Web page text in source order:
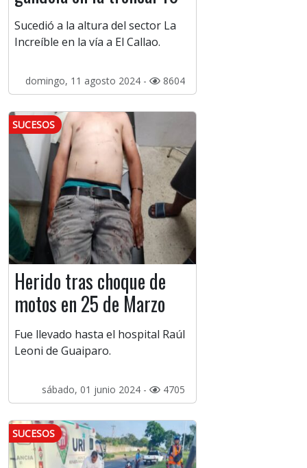
Sucedió a la altura del sector La
Increíble en la vía a El Callao.
domingo, 11 agosto 2024 - 8604
SUCESOS
Herido tras choque de
motos en 25 de Marzo
Fue llevado hasta el hospital Raúl
Leoni de Guaiparo.
sábado, 01 junio 2024 - 4705
SUCESOS